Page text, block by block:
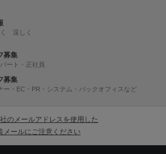
逞しく
募集
ート・正社員
募集
ー・EC・PR・システム・バックオフィスなど
のメールアドレスを使用した
メールにご注意ください